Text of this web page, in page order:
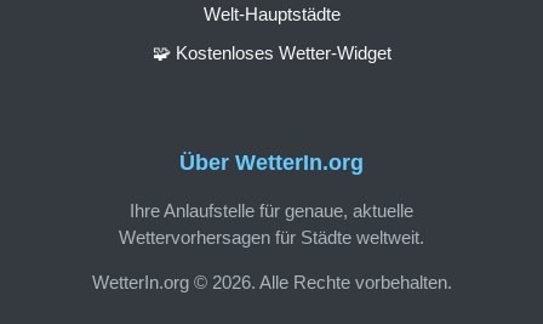
Über WetterIn.org
Ihre Anlaufstelle für genaue, aktuelle
Wettervorhersagen für Städte weltweit.
WetterIn.org © 2026. Alle Rechte vorbehalten.
Welt-Hauptstädte
🧩 Kostenloses Wetter-Widget